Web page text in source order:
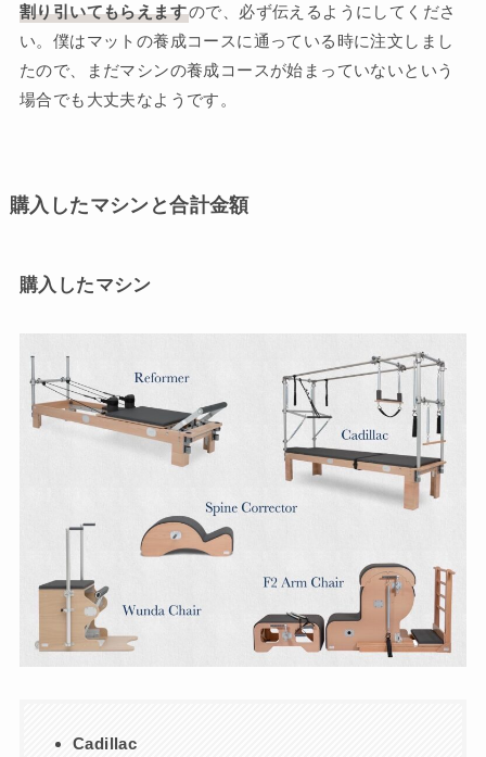
割り引いてもらえますので、必ず伝えるようにしてくださ
い。僕はマットの養成コースに通っている時に注文しまし
たので、まだマシンの養成コースが始まっていないという
場合でも大丈夫なようです。
購入したマシンと合計金額
購入したマシン
Cadillac